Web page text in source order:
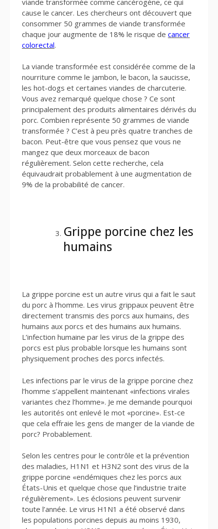
cause le cancer. Les chercheurs ont découvert que
consommer 50 grammes de viande transformée
chaque jour augmente de 18% le risque de cancer
colorectal.
La viande transformée est considérée comme de la
nourriture comme le jambon, le bacon, la saucisse,
les hot-dogs et certaines viandes de charcuterie.
Vous avez remarqué quelque chose ? Ce sont
principalement des produits alimentaires dérivés du
porc. Combien représente 50 grammes de viande
transformée ? C’est à peu près quatre tranches de
bacon. Peut-être que vous pensez que vous ne
mangez que deux morceaux de bacon
régulièrement. Selon cette recherche, cela
équivaudrait probablement à une augmentation de
9% de la probabilité de cancer.
Grippe porcine chez les
humains
La grippe porcine est un autre virus qui a fait le saut
du porc à l’homme. Les virus grippaux peuvent être
directement transmis des porcs aux humains, des
humains aux porcs et des humains aux humains.
L’infection humaine par les virus de la grippe des
porcs est plus probable lorsque les humains sont
physiquement proches des porcs infectés.
Les infections par le virus de la grippe porcine chez
l’homme s’appellent maintenant «infections virales
variantes chez l’homme». Je me demande pourquoi
les autorités ont enlevé le mot «porcine». Est-ce
que cela effraie les gens de manger de la viande de
porc? Probablement.
Selon les centres pour le contrôle et la prévention
des maladies, H1N1 et H3N2 sont des virus de la
grippe porcine «endémiques chez les porcs aux
États-Unis et quelque chose que l’industrie traite
régulièrement». Les éclosions peuvent survenir
toute l’année. Le virus H1N1 a été observé dans
les populations porcines depuis au moins 1930,